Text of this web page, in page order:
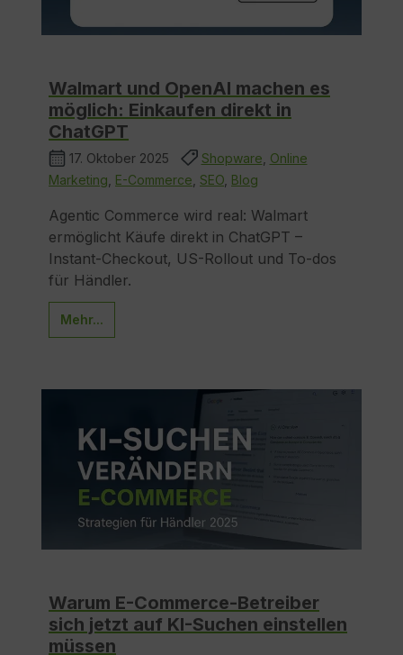
Walmart und OpenAI machen es
möglich: Einkaufen direkt in
ChatGPT
17. Oktober 2025 Shopware Online
Marketing E-Commerce SEO Blog
Agentic Commerce wird real: Walmart
ermöglicht Käufe direkt in ChatGPT –
Instant-Checkout, US-Rollout und To-dos
für Händler.
Mehr...
Warum E-Commerce-Betreiber
sich jetzt auf KI-Suchen einstellen
müssen